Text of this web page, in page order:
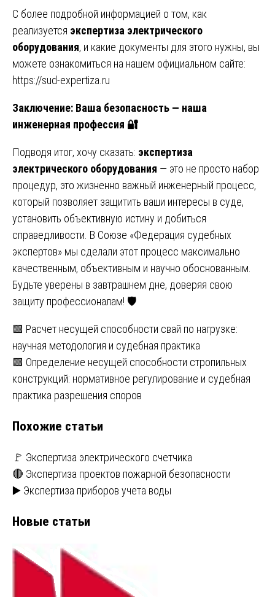
С более подробной информацией о том, как
реализуется экспертиза электрического
оборудования, и какие документы для этого нужны, вы
можете ознакомиться на нашем официальном сайте:
https://sud-expertiza.ru
Заключение: Ваша безопасность — наша
инженерная профессия 🔐
Подводя итог, хочу сказать: экспертиза
электрического оборудования — это не просто набор
процедур, это жизненно важный инженерный процесс,
который позволяет защитить ваши интересы в суде,
установить объективную истину и добиться
справедливости. В Союзе «Федерация судебных
экспертов» мы сделали этот процесс максимально
качественным, объективным и научно обоснованным.
Будьте уверены в завтрашнем дне, доверяя свою
защиту профессионалам! 🛡️
Навигация
по
записям
🟩 Расчет несущей способности свай по нагрузке:
научная методология и судебная практика
🟩 Определение несущей способности стропильных
конструкций: нормативное регулирование и судебная
практика разрешения споров
Похожие статьи
🚩 Экспертиза электрического счетчика
🔴 Экспертиза проектов пожарной безопасности
▶️ Экспертиза приборов учета воды
Новые статьи